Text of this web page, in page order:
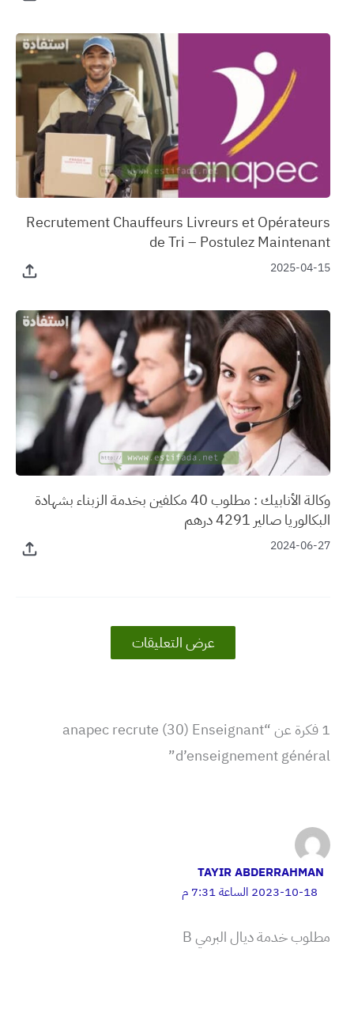
‏Recrutement Chauffeurs Livreurs et Opérateurs
de Tri – Postulez Maintenant
2025-04-15
وكالة الأنابيك : مطلوب 40 مكلفين بخدمة الزبناء بشهادة
البكالوريا صالير 4291 درهم
2024-06-27
عرض التعليقات
1 فكرة عن “anapec recrute (30) Enseignant
d’enseignement général”
TAYIR ABDERRAHMAN
2023-10-18 الساعة 7:31 م
مطلوب خدمة ديال البرمي B